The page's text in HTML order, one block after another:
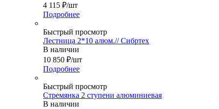
4 115 ₽/шт
Подробнее
Быстрый просмотр
Лестница 2*10 алюм.// Сибртех
В наличии
10 850 ₽/шт
Подробнее
Быстрый просмотр
Стремянка 2 ступени алюминиевая
В наличии